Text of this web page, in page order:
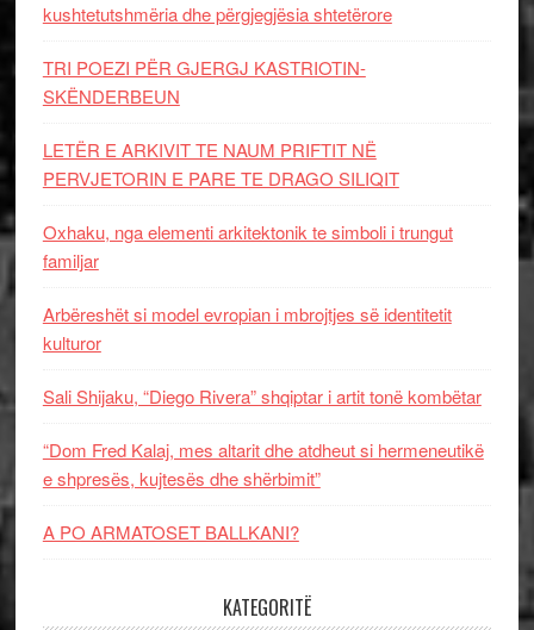
kushtetutshmëria dhe përgjegjësia shtetërore
TRI POEZI PËR GJERGJ KASTRIOTIN-
SKËNDERBEUN
LETËR E ARKIVIT TE NAUM PRIFTIT NË
PERVJETORIN E PARE TE DRAGO SILIQIT
Oxhaku, nga elementi arkitektonik te simboli i trungut
familjar
Arbëreshët si model evropian i mbrojtjes së identitetit
kulturor
Sali Shijaku, “Diego Rivera” shqiptar i artit tonë kombëtar
“Dom Fred Kalaj, mes altarit dhe atdheut si hermeneutikë
e shpresës, kujtesës dhe shërbimit”
A PO ARMATOSET BALLKANI?
KATEGORITË